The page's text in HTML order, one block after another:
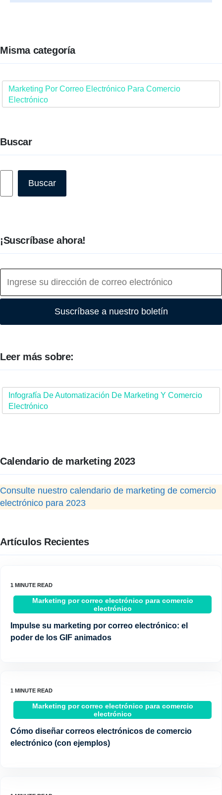
Misma categoría
Marketing Por Correo Electrónico Para Comercio
Electrónico
Buscar
Buscar
¡Suscríbase ahora!
Suscríbase a nuestro boletín
Leer más sobre:
Infografía De Automatización De Marketing Y Comercio
Electrónico
Calendario de marketing 2023
Consulte nuestro calendario de marketing de comercio
electrónico para 2023
Artículos Recientes
Marketing por correo electrónico para comercio
electrónico
Impulse su marketing por correo electrónico: el
poder de los GIF animados
Marketing por correo electrónico para comercio
electrónico
Cómo diseñar correos electrónicos de comercio
electrónico (con ejemplos)